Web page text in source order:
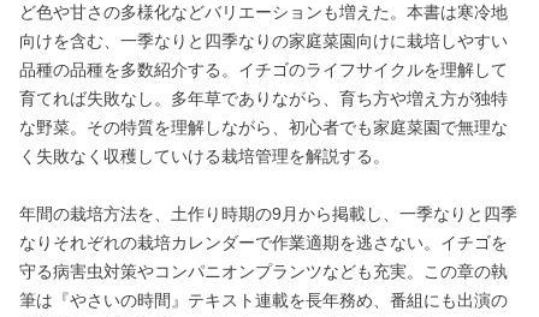
ど色や甘さの多様化などバリエーションも増えた。本書は寒冷地
向けを含む、一季なりと四季なりの家庭菜園向けに栽培しやすい
品種の品種を多数紹介する。イチゴのライフサイクルを理解して
育てれば失敗なし。多年草でありながら、育ち方や増え方が独特
な野菜。その特質を理解しながら、初心者でも家庭菜園で無理な
く失敗なく収穫していける栽培管理を解説する。
年間の栽培方法を、土作り時期の9月から掲載し、一季なりと四季
なりそれぞれの栽培カレンダーで作業適期を逃さない。イチゴを
守る病害虫対策やコンパニオンプランツなども充実。この章の執
筆は『やさいの時間』テキスト連載を長年務め、番組にも出演の